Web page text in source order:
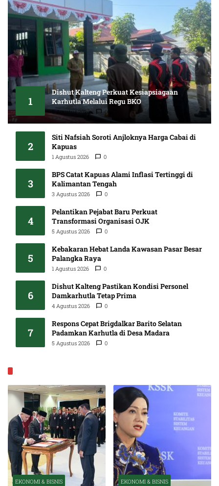
1
Dishut Kalteng Perkuat Kesiapsiagaan
Karhutla Melalui Regu BKO
5 Agustus 2026 0
2
Siti Nafsiah Soroti Anjloknya Harga Cabai di
Kapuas
1 Agustus 2026 0
3
BPS Catat Kapuas Alami Inflasi Tertinggi di
Kalimantan Tengah
3 Agustus 2026 0
4
Pelantikan Pejabat Baru Perkuat
Transformasi Organisasi OJK
5 Agustus 2026 0
5
Kebakaran Hebat Landa Kawasan Pasar Besar
Palangka Raya
1 Agustus 2026 0
6
Dishut Kalteng Pastikan Kondisi Personel
Damkarhutla Tetap Prima
4 Agustus 2026 0
7
Respons Cepat Brigdalkar Barito Selatan
Padamkan Karhutla di Desa Madara
5 Agustus 2026 0
EKONOMI & BISNIS EKONOMI & BISNIS